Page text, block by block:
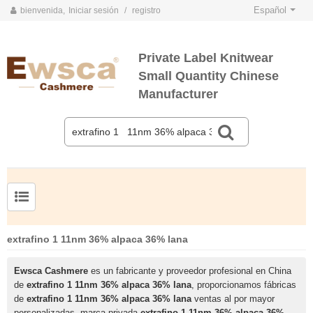
bienvenida, Iniciar sesión / registro Español
Private Label Knitwear
Small Quantity Chinese
Manufacturer
extrafino 1 11nm 36% alpaca 36% lana
Ewsca Cashmere es un fabricante y proveedor profesional en China
de extrafino 1 11nm 36% alpaca 36% lana, proporcionamos fábricas
de extrafino 1 11nm 36% alpaca 36% lanaventas al por mayor